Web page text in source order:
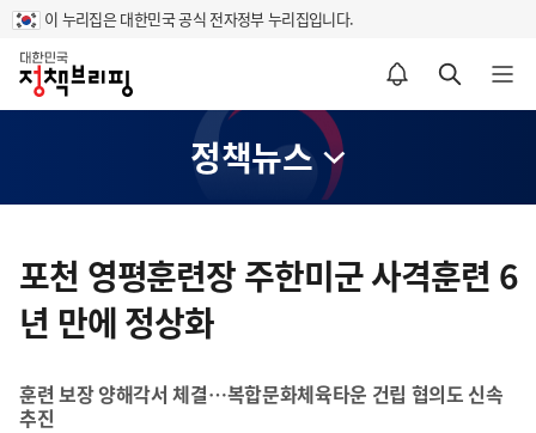
이 누리집은 대한민국 공식 전자정부 누리집입니다.
홈
알림설정 바로가기 검색 바로가기 메뉴 열기
정책뉴스
텐
츠
영
포천 영평훈련장 주한미군 사격훈련 6
년 만에 정상화
훈련 보장 양해각서 체결…복합문화체육타운 건립 협의도 신속
추진